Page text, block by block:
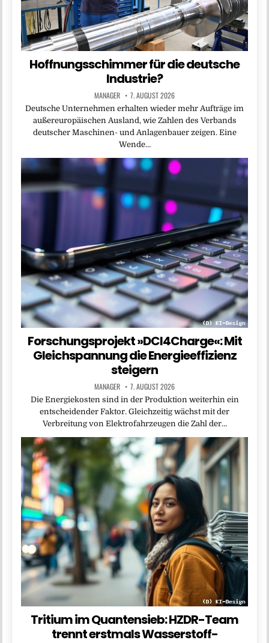
Hoffnungsschimmer für die deutsche
Industrie?
MANAGER 7. AUGUST 2026
Deutsche Unternehmen erhalten wieder mehr Aufträge im
außereuropäischen Ausland, wie Zahlen des Verbands
deutscher Maschinen- und Anlagenbauer zeigen. Eine
Wende…
Forschungsprojekt »DCI4Charge«: Mit
Gleichspannung die Energieeffizienz
steigern
MANAGER 7. AUGUST 2026
Die Energiekosten sind in der Produktion weiterhin ein
entscheidender Faktor. Gleichzeitig wächst mit der
Verbreitung von Elektrofahrzeugen die Zahl der…
Tritium im Quantensieb: HZDR-Team
trennt erstmals Wasserstoff-